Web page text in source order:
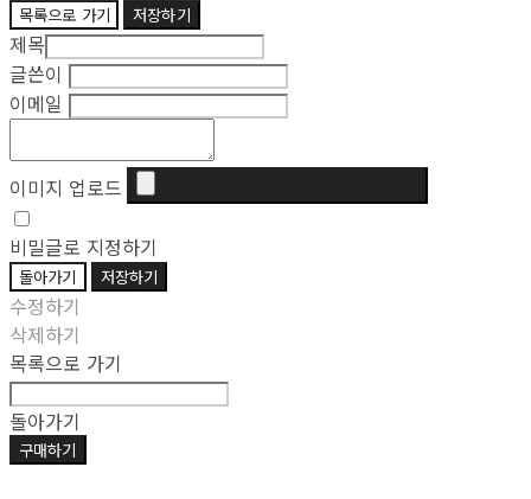
목록으로 가기 저장하기
제목
글쓴이
이메일
이미지 업로드
비밀글로 지정하기
돌아가기 저장하기
수정하기
삭제하기
목록으로 가기
돌아가기
구매하기